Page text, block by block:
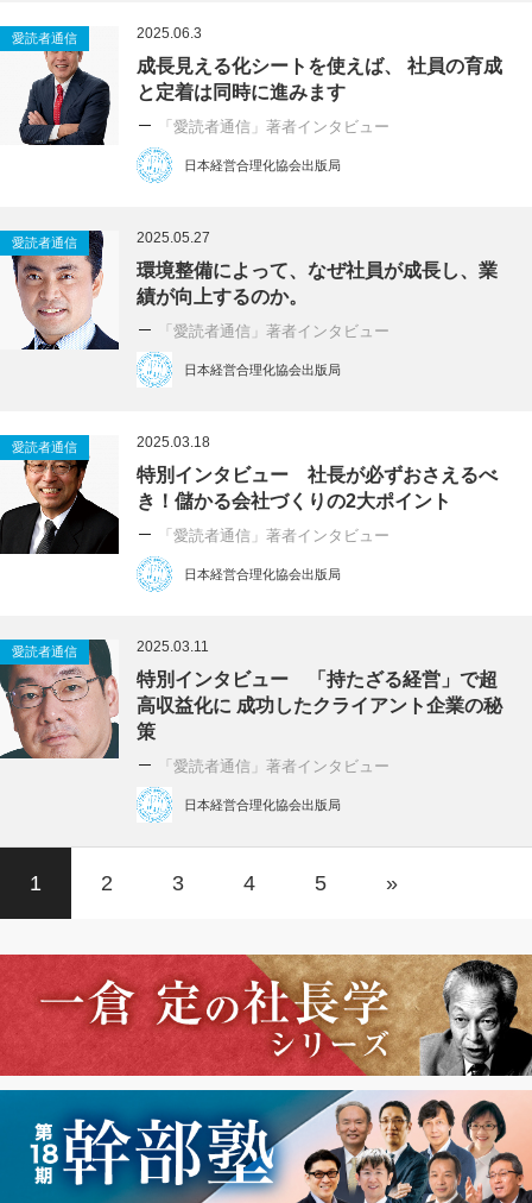
愛読者通信 2025.06.3
成長見える化シートを使えば、 社員の育成
と定着は同時に進みます
「愛読者通信」著者インタビュー
日本経営合理化協会出版局
愛読者通信 2025.05.27
環境整備によって、なぜ社員が成長し、業
績が向上するのか。
「愛読者通信」著者インタビュー
日本経営合理化協会出版局
愛読者通信 2025.03.18
特別インタビュー 社長が必ずおさえるべ
き！儲かる会社づくりの2大ポイント
「愛読者通信」著者インタビュー
日本経営合理化協会出版局
愛読者通信 2025.03.11
特別インタビュー 「持たざる経営」で超
高収益化に 成功したクライアント企業の秘
策
「愛読者通信」著者インタビュー
日本経営合理化協会出版局
1 2 3 4 5 »